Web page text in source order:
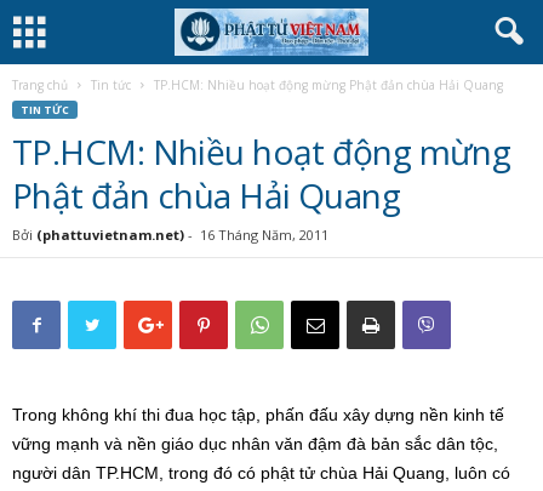
Trang chủ Tin tức TP.HCM: Nhiều hoạt động mừng Phật đản chùa Hải Quang
TIN TỨC
TP.HCM: Nhiều hoạt động mừng
Phật đản chùa Hải Quang
Bởi (phattuvietnam.net) - 16 Tháng Năm, 2011
Trong không khí thi đua học tập, phấn đấu xây dựng nền kinh tế
vững mạnh và nền giáo dục nhân văn đậm đà bản sắc dân tộc,
người dân TP.HCM, trong đó có phật tử chùa Hải Quang, luôn có